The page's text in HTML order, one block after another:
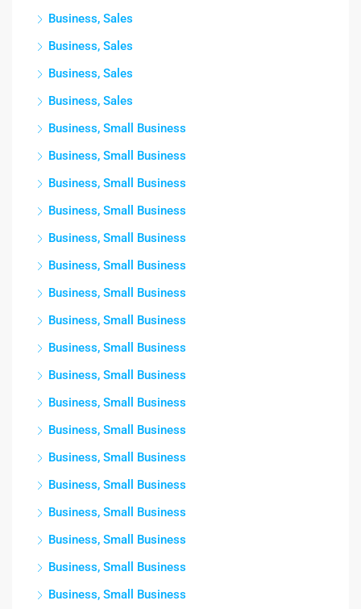
Business, Sales
Business, Sales
Business, Sales
Business, Sales
Business, Small Business
Business, Small Business
Business, Small Business
Business, Small Business
Business, Small Business
Business, Small Business
Business, Small Business
Business, Small Business
Business, Small Business
Business, Small Business
Business, Small Business
Business, Small Business
Business, Small Business
Business, Small Business
Business, Small Business
Business, Small Business
Business, Small Business
Business, Small Business